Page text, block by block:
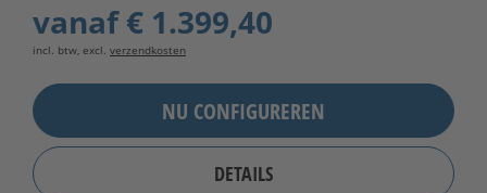
vanaf€ 1.399,40
incl. btw, excl. verzendkosten
NU CONFIGUREREN
DETAILS